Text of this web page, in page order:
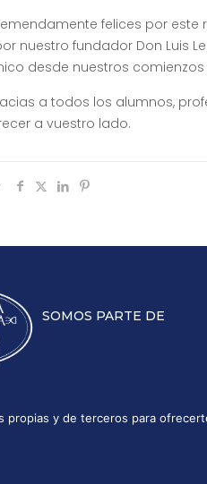
felices por este
nuestro fundador Don Luis
desde nuestros comienzos
a todos los alumnos,
a vuestro lado.
SOMOS PARTE DE
de Hostelería de Sevilla |
propias y de terceros para